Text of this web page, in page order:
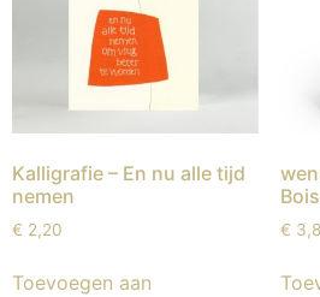
Kalligrafie – En nu alle tijd
nemen
€ 2,20
Toevoegen aan
€